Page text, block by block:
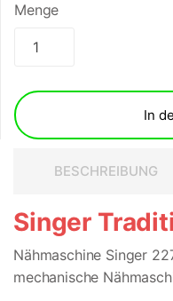
Menge
In
BESCHREIBUNG
Singer
Nähmaschine Singer
mechanische